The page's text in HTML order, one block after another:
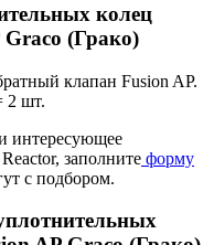
колец
(Грако)
клапан Fusion AP.
2 шт.
интересующее
заполните форму
с подбором.